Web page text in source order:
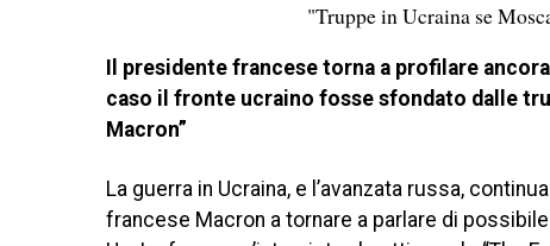
"Truppe in Ucraina se
Il presidente francese torna a profilare
caso il fronte ucraino fosse sfondato dalle
Macron”
La guerra in Ucraina, e l’avanzata russa,
francese Macron a tornare a parlare di